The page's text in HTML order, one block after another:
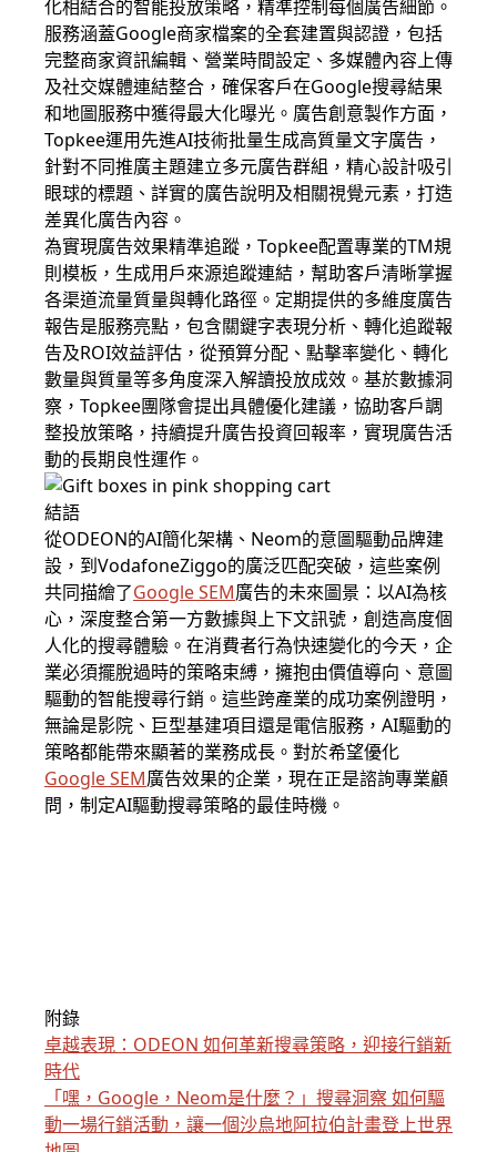
化相結合的智能投放策略，精準控制每個廣告細節。
服務涵蓋Google商家檔案的全套建置與認證，包括
完整商家資訊編輯、營業時間設定、多媒體內容上傳
及社交媒體連結整合，確保客戶在Google搜尋結果
和地圖服務中獲得最大化曝光。廣告創意製作方面，
Topkee運用先進AI技術批量生成高質量文字廣告，
針對不同推廣主題建立多元廣告群組，精心設計吸引
眼球的標題、詳實的廣告說明及相關視覺元素，打造
差異化廣告內容。
為實現廣告效果精準追蹤，Topkee配置專業的TM規
則模板，生成用戶來源追蹤連結，幫助客戶清晰掌握
各渠道流量質量與轉化路徑。定期提供的多維度廣告
報告是服務亮點，包含關鍵字表現分析、轉化追蹤報
告及ROI效益評估，從預算分配、點擊率變化、轉化
數量與質量等多角度深入解讀投放成效。基於數據洞
察，Topkee團隊會提出具體優化建議，協助客戶調
整投放策略，持續提升廣告投資回報率，實現廣告活
動的長期良性運作。
結語
從ODEON的AI簡化架構、Neom的意圖驅動品牌建
設，到VodafoneZiggo的廣泛匹配突破，這些案例
共同描繪了Google SEM廣告的未來圖景：以AI為核
心，深度整合第一方數據與上下文訊號，創造高度個
人化的搜尋體驗。在消費者行為快速變化的今天，企
業必須擺脫過時的策略束縛，擁抱由價值導向、意圖
驅動的智能搜尋行銷。這些跨產業的成功案例證明，
無論是影院、巨型基建項目還是電信服務，AI驅動的
策略都能帶來顯著的業務成長。對於希望優化
Google SEM廣告效果的企業，現在正是諮詢專業顧
問，制定AI驅動搜尋策略的最佳時機。
附錄
卓越表現：ODEON 如何革新搜尋策略，迎接行銷新
時代
「嘿，Google，Neom是什麼？」搜尋洞察 如何驅
動一場行銷活動，讓一個沙烏地阿拉伯計畫登上世界